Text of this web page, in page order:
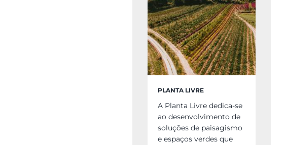
PLANTA LIVRE
A Planta Livre dedica-se
ao desenvolvimento de
soluções de paisagismo
e espaços verdes que